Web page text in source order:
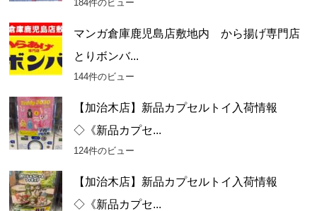
184件のビュー
マンガ倉庫鹿児島店敷地内 から揚げ専門店
とりボンバ...
144件のビュー
【加治木店】新品カプセルトイ入荷情報
◇《新品カプセ...
124件のビュー
【加治木店】新品カプセルトイ入荷情報
◇《新品カプセ...